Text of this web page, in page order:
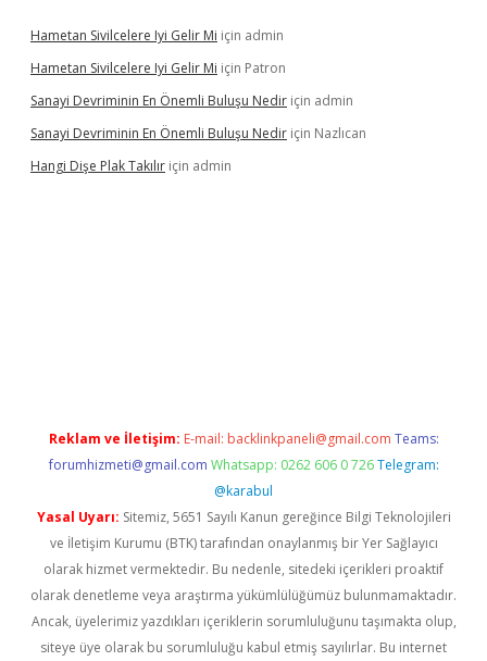
Hametan Sivilcelere Iyi Gelir Mi için admin
Hametan Sivilcelere Iyi Gelir Mi için Patron
Sanayi Devriminin En Önemli Buluşu Nedir için admin
Sanayi Devriminin En Önemli Buluşu Nedir için Nazlıcan
Hangi Dişe Plak Takılır için admin
Reklam ve İletişim: E-mail: backlinkpaneli@gmail.com Teams:
forumhizmeti@gmail.com Whatsapp: 0262 606 0 726 Telegram:
@karabul
Yasal Uyarı: Sitemiz, 5651 Sayılı Kanun gereğince Bilgi Teknolojileri
ve İletişim Kurumu (BTK) tarafından onaylanmış bir Yer Sağlayıcı
olarak hizmet vermektedir. Bu nedenle, sitedeki içerikleri proaktif
olarak denetleme veya araştırma yükümlülüğümüz bulunmamaktadır.
Ancak, üyelerimiz yazdıkları içeriklerin sorumluluğunu taşımakta olup,
siteye üye olarak bu sorumluluğu kabul etmiş sayılırlar. Bu internet